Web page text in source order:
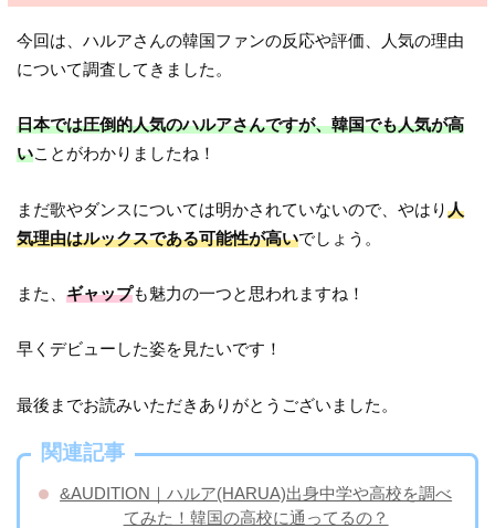
今回は、ハルアさんの韓国ファンの反応や評価、人気の理由
について調査してきました。
日本では圧倒的人気のハルアさんですが、韓国でも人気が高
いことがわかりましたね！
まだ歌やダンスについては明かされていないので、やはり人
気理由はルックスである可能性が高いでしょう。
また、ギャップも魅力の一つと思われますね！
早くデビューした姿を見たいです！
最後までお読みいただきありがとうございました。
関連記事
&AUDITION｜ハルア(HARUA)出身中学や高校を調べ
てみた！韓国の高校に通ってるの？